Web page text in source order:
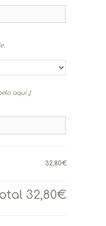
aquí ;)
32,80€
32,80€